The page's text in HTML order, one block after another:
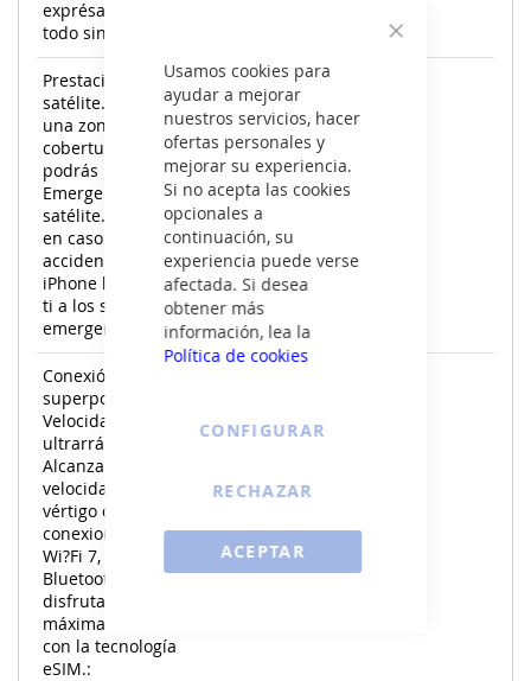
Cerrar
Usamos cookies para
ayudar a mejorar
nuestros servicios, hacer
ofertas personales y
mejorar su experiencia.
Si no acepta las cookies
opcionales a
continuación, su
experiencia puede verse
afectada. Si desea
obtener más
información, lea la
Política de cookies
ACEPTAR
CONFIGURAR
RECHAZAR
exprésate y hazlo
todo sin esfuerzo.:
Prestaciones vía
satélite. Si estás en
una zona sin
cobertura ni wifi,
podrás usar
Emergencia SOS vía
satélite. Además,
en caso de
accidente, el
iPhone llamará por
ti a los servicios de
emergencia.:
Conexión
superpotente.
Velocidad
ultrarrápida.
Alcanza
velocidades de
vértigo con las
conexiones seguras
Wi?Fi 7, 5G y
Bluetooth 6, y
disfruta de la
máxima comodidad
con la tecnología
eSIM.: